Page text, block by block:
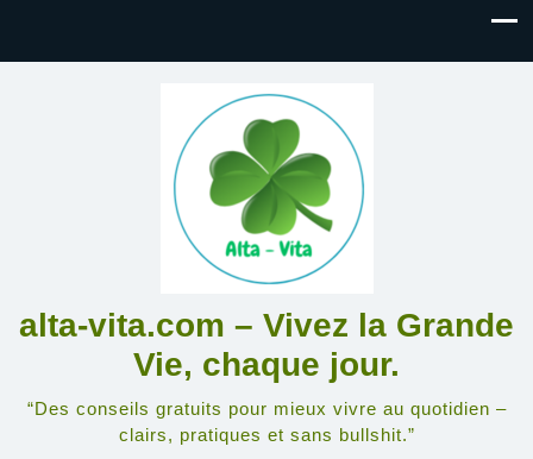
alta-vita.com – Vivez la Grande
Vie, chaque jour.
“Des conseils gratuits pour mieux vivre au quotidien –
clairs, pratiques et sans bullshit.”